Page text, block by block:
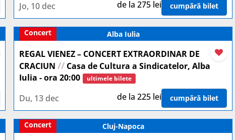
Jo, 10 dec de la 275 lei cumpără bilet
Alba Iulia
Concert
REGAL VIENEZ – CONCERT EXTRAORDINAR DE
CRACIUN // Casa de Cultura a Sindicatelor, Alba
Iulia - ora 20:00
ultimele bilete
Du, 13 dec de la 225 lei cumpără bilet
Cluj-Napoca
Concert